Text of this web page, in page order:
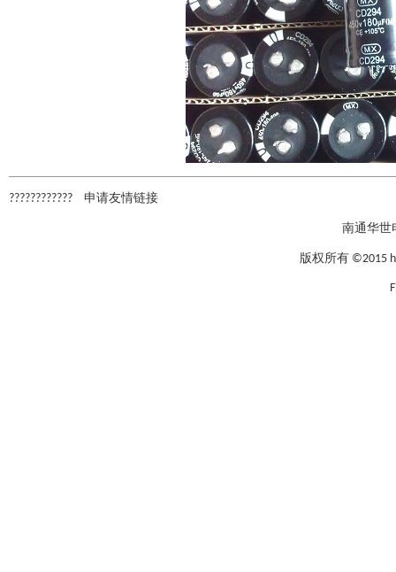
???????????? 申请友情链接
南通华世
版权所有 ©2015